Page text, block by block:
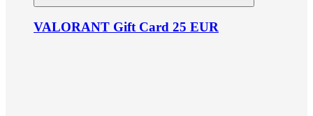
VALORANT Gift Card 25 EUR